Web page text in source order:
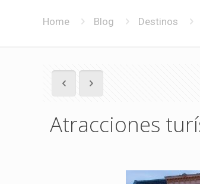
Home Blog Destinos
Atracciones